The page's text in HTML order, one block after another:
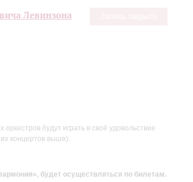
Левинзона
будут играть в своё удовольствие
концертов выше).
, будет осуществляться по билетам.